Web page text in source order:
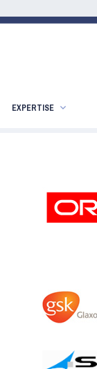
EXPERTISE